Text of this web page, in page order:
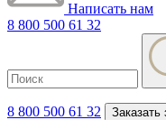
Написать нам
8 800 500 61 32
8 800 500 61 32 Заказать